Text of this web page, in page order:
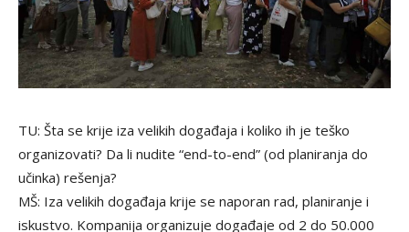
TU: Šta se krije iza velikih događaja i koliko ih je teško
organizovati? Da li nudite “end-to-end” (od planiranja do
učinka) rešenja?
MŠ: Iza velikih događaja krije se naporan rad, planiranje i
iskustvo. Kompanija organizuje događaje od 2 do 50.000